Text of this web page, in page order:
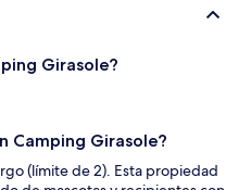
Girasole?
Camping Girasole?
(límite de 2). Esta propiedad